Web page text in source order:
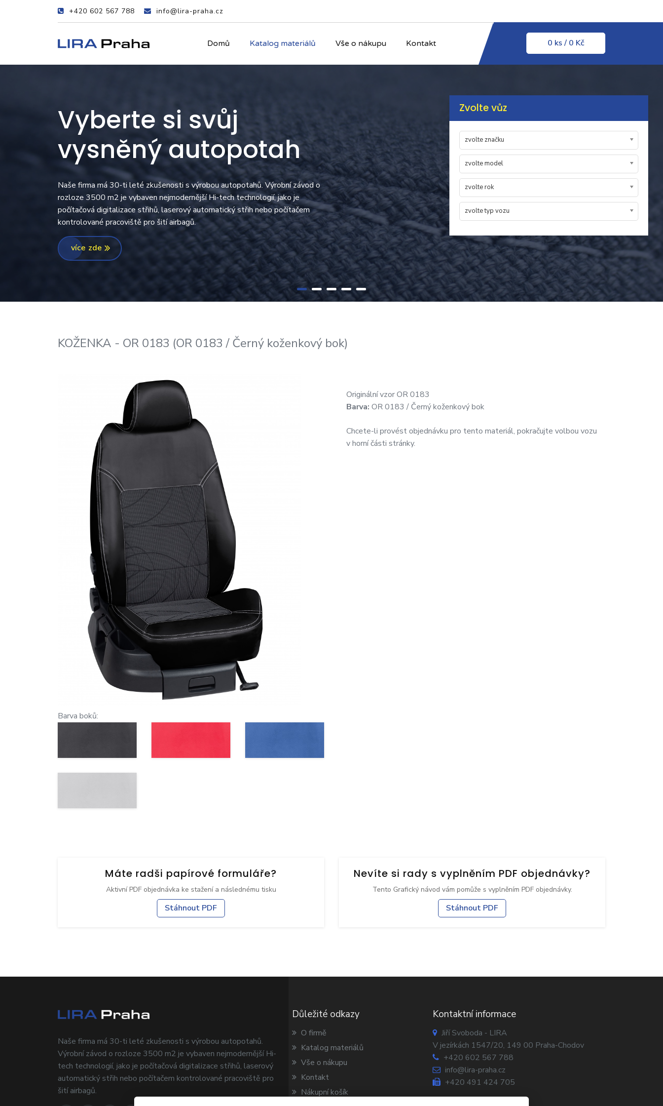
+420 602 567 788 info@lira-praha.cz
Domů Katalog materiálů Vše o nákupu Kontakt 0 ks/ 0 Kč
Vyberte si svůj
vysněný autopotah
Naše firma má 30-ti leté zkušenosti s výrobou autopotahů. Výrobní závod o
rozloze 3500 m2 je vybaven nejmodernější Hi-tech technologií, jako je
počítačová digitalizace střihů, laserový automatický střih nebo počítačem
kontrolované pracoviště pro šití airbagů.
více zde
Zvolte vůz
zvolte značku
zvolte model
zvolte rok
zvolte typ vozu
KOŽENKA - OR 0183 (OR 0183 / Černý koženkový bok)
Barva boků:
Originální vzor OR 0183
Barva: OR 0183 / Černý koženkový bok
Chcete-li provést objednávku pro tento materiál, pokračujte volbou vozu
v horní části stránky.
Máte radši papírové formuláře?
Aktivní PDF objednávka ke stažení a následnému tisku
Stáhnout PDF
Nevíte si rady s vyplněním PDF objednávky?
Tento Grafický návod vám pomůže s vyplněním PDF objednávky.
Stáhnout PDF
Naše firma má 30-ti leté zkušenosti s výrobou autopotahů.
Výrobní závod o rozloze 3500 m2 je vybaven nejmodernější Hi-
tech technologií, jako je počítačová digitalizace střihů, laserový
automatický střih nebo počítačem kontrolované pracoviště pro
šití airbagů.
Důležité odkazy
O firmě
Katalog materiálů
Vše o nákupu
Kontakt
Nákupní košík
Kontaktní informace
Jiří Svoboda - LIRA
V jezírkách 1547/20, 149 00 Praha-Chodov
+420 602 567 788
info@lira-praha.cz
+420 491 424 705